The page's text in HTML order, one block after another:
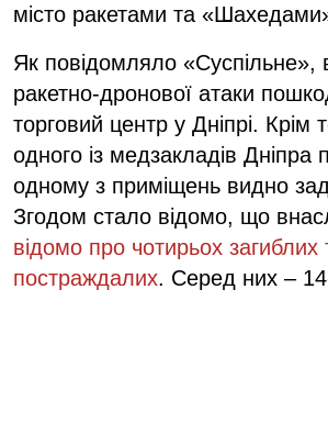
місто ракетами та
Як повідомляло «Суспільне»,
ракетно-дронової атаки
торговий центр у Дніпрі. Крім
одного із медзакладів
одному з приміщень видно
Згодом стало відомо, що
відомо про чотирьох загиблих
постраждалих. Серед них –